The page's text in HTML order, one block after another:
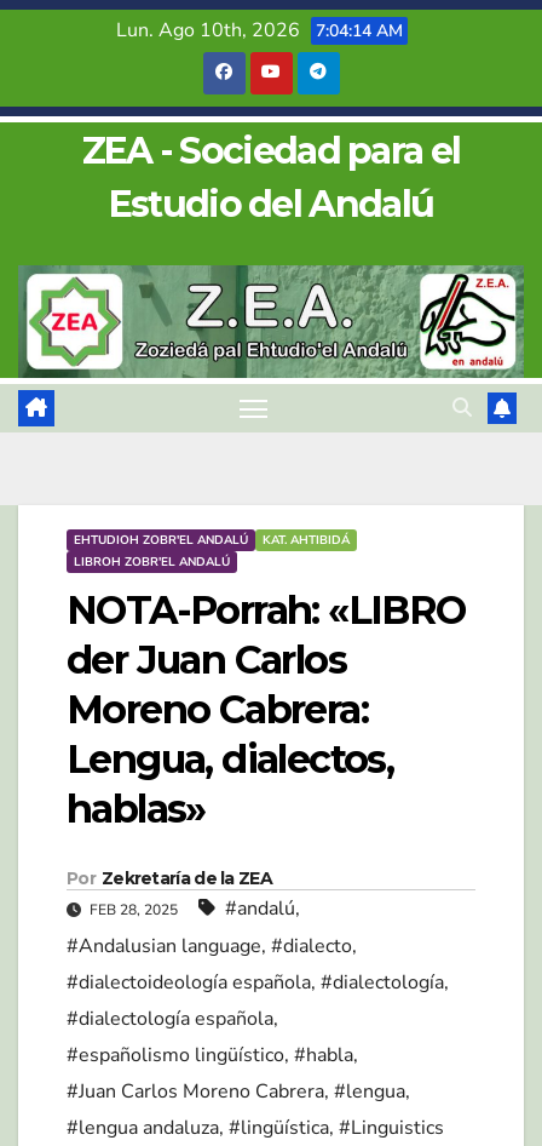
Saltar
Lun. Ago 10th, 2026 7:04:15 AM
ZEA - Sociedad para el
Estudio del Andalú
EHTUDIOH ZOBR'EL ANDALÚ
KAT. AHTIBIDÁ
LIBROH ZOBR'EL ANDALÚ
NOTA-Porrah: «LIBRO
der Juan Carlos
Moreno Cabrera:
Lengua, dialectos,
hablas»
Por Zekretaría de la ZEA
FEB 28, 2025 #andalú,
#Andalusian language, #dialecto,
#dialectoideología española, #dialectología,
#dialectología española,
#españolismo lingüístico, #habla,
#Juan Carlos Moreno Cabrera, #lengua,
#lengua andaluza, #lingüística, #Linguistics